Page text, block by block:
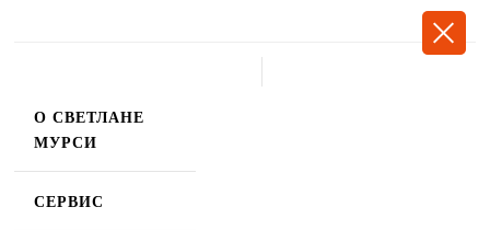
О СВЕТЛАНЕ
МУРСИ
СЕРВИС